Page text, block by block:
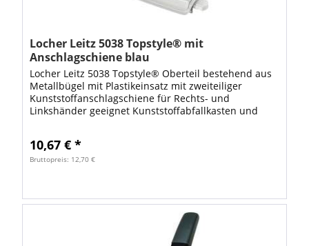
Locher Leitz 5038 Topstyle® mit
Anschlagschiene blau
Locher Leitz 5038 Topstyle® Oberteil bestehend aus
Metallbügel mit Plastikeinsatz mit zweiteiliger
Kunststoffanschlagschiene für Rechts- und
Linkshänder geeignet Kunststoffabfallkasten und
10,67 € *
Bruttopreis: 12,70 €